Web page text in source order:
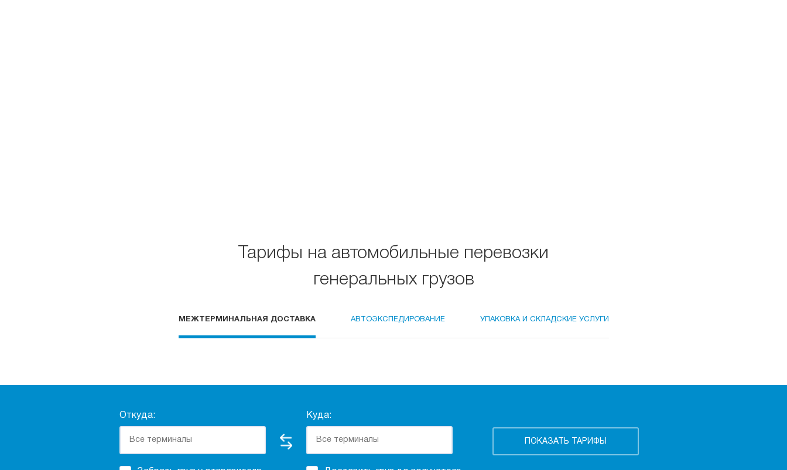
Тарифы на автомобильные перевозки
генеральных грузов
МЕЖТЕРМИНАЛЬНАЯ ДОСТАВКА АВТОЭКСПЕДИРОВАНИЕ УПАКОВКА И СКЛАДСКИЕ УСЛУГИ
Откуда: Куда: